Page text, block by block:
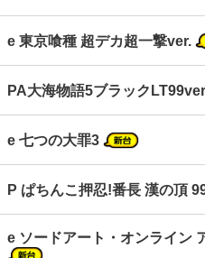
e 東京喰種 超デカ超一撃ver.
PA大海物語5ブラック
e 七つの大罪3
P ぱちんこ押忍!番長 漢の頂
e ソードアート・オンライン